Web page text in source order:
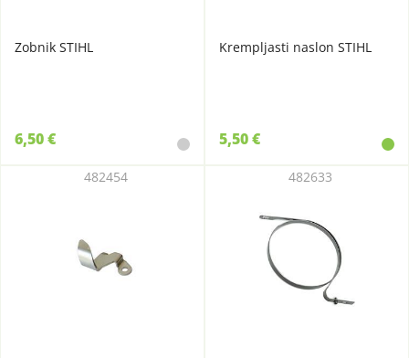
Zobnik STIHL
6,50 €
Krempljasti naslon STIHL
5,50 €
482454 482633